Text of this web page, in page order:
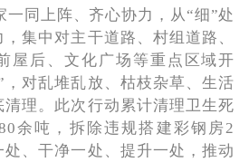
一同上阵、齐心协力，从“细”处
集中对主干道路、村组道路、
屋后、文化广场等重点区域开
，对乱堆乱放、枯枝杂草、生活
理。此次行动累计清理卫生死
余吨，拆除违规搭建彩钢房2
、干净一处、提升一处，推动